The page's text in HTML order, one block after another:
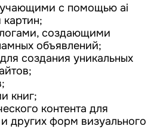
с помощью ai
создающими
объявлений;
создания уникальных
книг;
контента для
других форм визуального